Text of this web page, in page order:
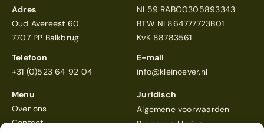
Adres
Oud Avereest 60
7707 PP Balkbrug
NL59 RABO0305893343
BTW NL864777723B01
KvK 88783561
Telefoon
+31 (0)523 64 92 04
E-mail
info@kleinoever.nl
Menu
Over ons
Contact
Juridisch
Algemene voorwaarden
Privacyverklaring